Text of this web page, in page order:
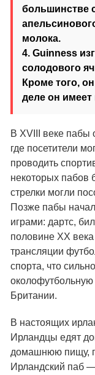
большинстве
молока.
4. Guinness
солодового
Кроме того,
деле он имеет
В XVIII веке пабы
где посетители
проводить
некоторых пабов
стрелки могли
Позже пабы
играми: дартс,
половине XX
трансляции
спорта, что
околофутбольную
Британии.
В настоящих
Ирландцы едят
домашнюю пищу,
Ирландский паб